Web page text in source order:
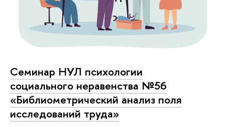
Семинар НУЛ психологии
социального неравенства №56
«Библиометрический анализ поля
исследований труда»